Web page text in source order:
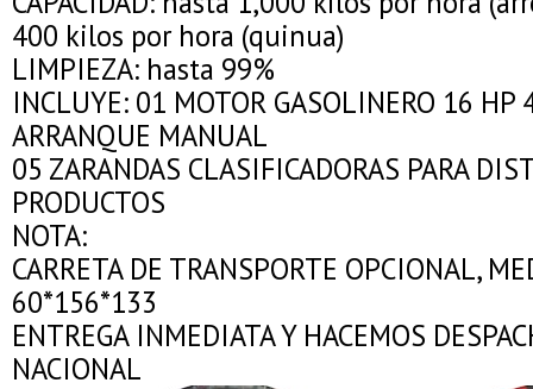
400 kilos por hora (quinua)
LIMPIEZA: hasta 99%
INCLUYE: 01 MOTOR GASOLINERO 16 HP
ARRANQUE MANUAL
05 ZARANDAS CLASIFICADORAS PARA
PRODUCTOS
NOTA:
CARRETA DE TRANSPORTE OPCIONAL,
60*156*133
ENTREGA INMEDIATA Y HACEMOS
NACIONAL